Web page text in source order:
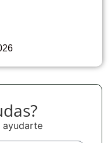
ayudarte